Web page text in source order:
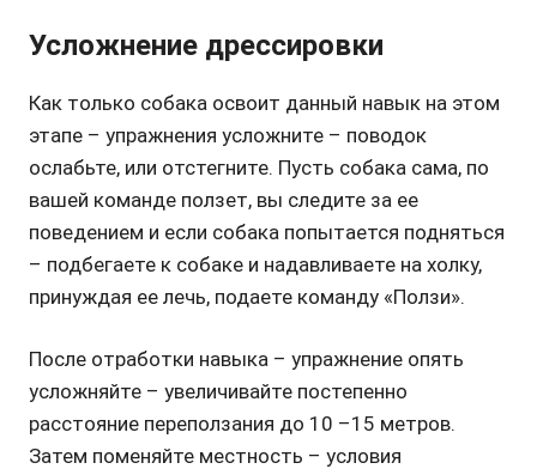
Усложнение дрессировки
Как только собака освоит данный навык на этом
этапе – упражнения усложните – поводок
ослабьте, или отстегните. Пусть собака сама, по
вашей команде ползет, вы следите за ее
поведением и если собака попытается подняться
– подбегаете к собаке и надавливаете на холку,
принуждая ее лечь, подаете команду «Ползи».
После отработки навыка – упражнение опять
усложняйте – увеличивайте постепенно
расстояние переползания до 10 –15 метров.
Затем поменяйте местность – условия